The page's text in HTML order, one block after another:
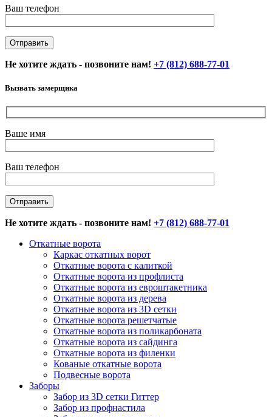
Ваш телефон
Не хотите ждать - позвоните нам! +7 (812) 688-77-01
Вызвать замерщика
Ваше имя
Ваш телефон
Не хотите ждать - позвоните нам! +7 (812) 688-77-01
Откатные ворота
Каркас откатных ворот
Откатные ворота с калиткой
Откатные ворота из профлиста
Откатные ворота из евроштакетника
Откатные ворота из дерева
Откатные ворота из 3D сетки
Откатные ворота решетчатые
Откатные ворота из поликарбоната
Откатные ворота из сайдинга
Откатные ворота из филенки
Кованые откатные ворота
Подвесные ворота
Заборы
Забор из 3D сетки Гиттер
Забор из профнастила